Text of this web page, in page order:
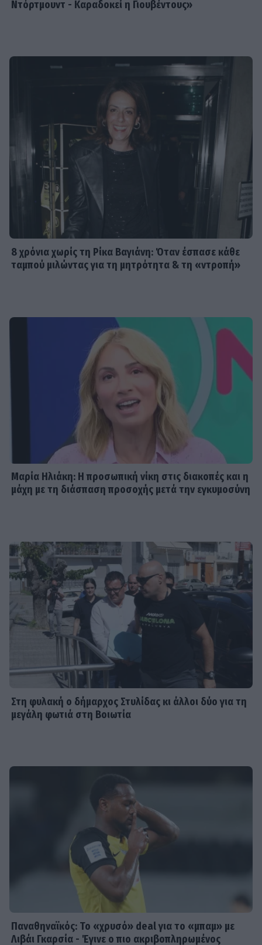
Ντόρτμουντ - Καραδοκεί η Γιουβέντους»
8 χρόνια χωρίς τη Ρίκα Βαγιάνη: Όταν έσπασε κάθε
ταμπού μιλώντας για τη μητρότητα & τη «ντροπή»
Μαρία Ηλιάκη: Η προσωπική νίκη στις διακοπές και η
μάχη με τη διάσπαση προσοχής μετά την εγκυμοσύνη
Στη φυλακή ο δήμαρχος Στυλίδας κι άλλοι δύο για τη
μεγάλη φωτιά στη Βοιωτία
Παναθηναϊκός: Το «χρυσό» deal για το «μπαμ» με
Λιβάι Γκαρσία - Έγινε ο πιο ακριβοπληρωμένος